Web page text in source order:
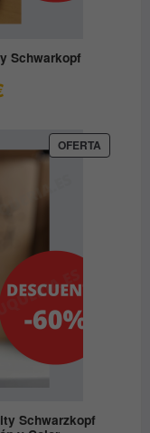
Schwarkopf
Rango
9.60€
OFERTA
EN
Schwarzkopf